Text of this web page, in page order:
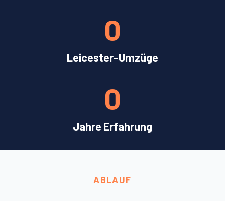
Leicester-Umzüge
0
Jahre Erfahrung
0
ABLAUF